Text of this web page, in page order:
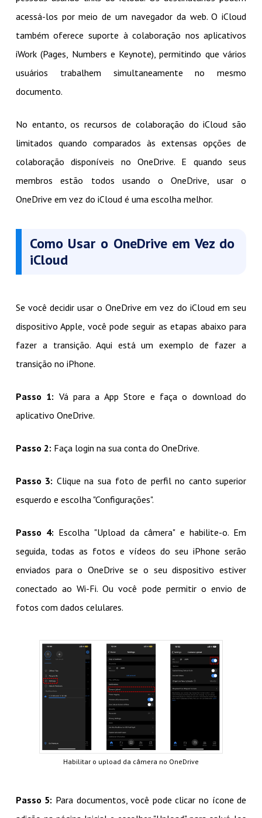
acessá-los por meio de um navegador da web. O iCloud
também oferece suporte à colaboração nos aplicativos
iWork (Pages, Numbers e Keynote), permitindo que vários
usuários trabalhem simultaneamente no mesmo
documento.
No entanto, os recursos de colaboração do iCloud são
limitados quando comparados às extensas opções de
colaboração disponíveis no OneDrive. E quando seus
membros estão todos usando o OneDrive, usar o
OneDrive em vez do iCloud é uma escolha melhor.
Como Usar o OneDrive em Vez do
iCloud
Se você decidir usar o OneDrive em vez do iCloud em seu
dispositivo Apple, você pode seguir as etapas abaixo para
fazer a transição. Aqui está um exemplo de fazer a
transição no iPhone.
Passo 1: Vá para a App Store e faça o download do
aplicativo OneDrive.
Passo 2: Faça login na sua conta do OneDrive.
Passo 3: Clique na sua foto de perfil no canto superior
esquerdo e escolha "Configurações".
Passo 4: Escolha "Upload da câmera" e habilite-o. Em
seguida, todas as fotos e vídeos do seu iPhone serão
enviados para o OneDrive se o seu dispositivo estiver
conectado ao Wi-Fi. Ou você pode permitir o envio de
fotos com dados celulares.
Habilitar o upload da câmera no OneDrive
Passo 5: Para documentos, você pode clicar no ícone de